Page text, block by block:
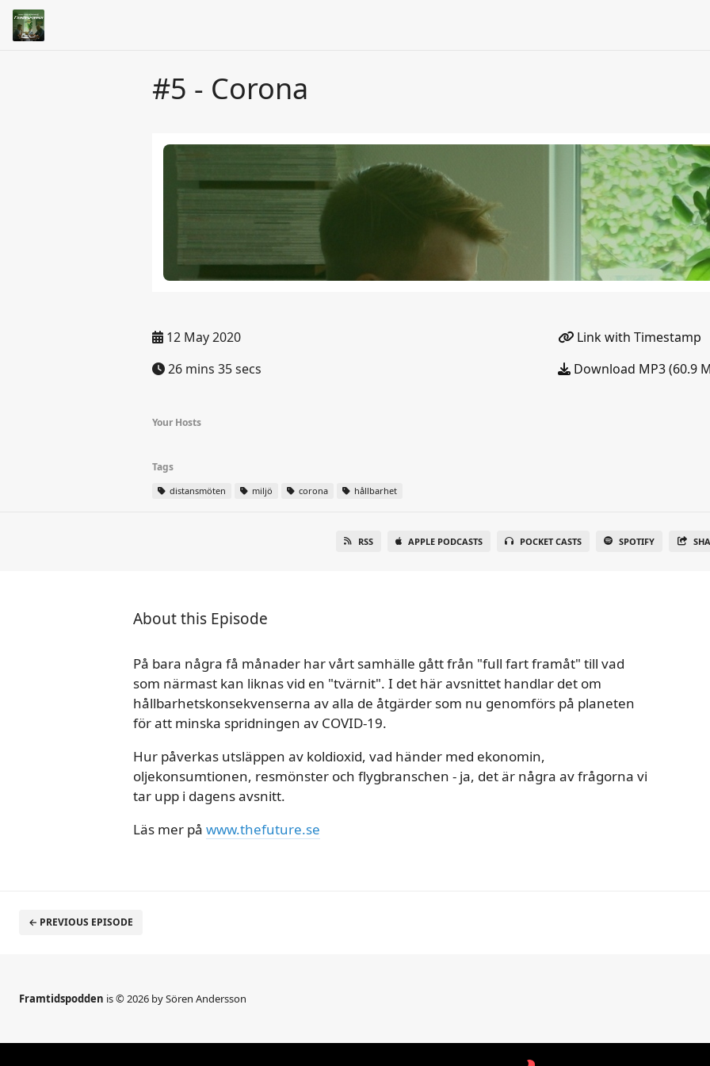
#5 - Corona
12 May 2020
26 mins 35 secs
Link with Timestamp
Download MP3 (60.9
Your Hosts
Tags
distansmöten miljö corona hållbarhet
RSS APPLE PODCASTS POCKET CASTS SPOTIFY
About this Episode
På bara några få månader har vårt samhälle gått från "full fart framåt" till vad
som närmast kan liknas vid en "tvärnit". I det här avsnittet handlar det om
hållbarhetskonsekvenserna av alla de åtgärder som nu genomförs på planeten
för att minska spridningen av COVID-19.
Hur påverkas utsläppen av koldioxid, vad händer med ekonomin,
oljekonsumtionen, resmönster och flygbranschen - ja, det är några av frågorna vi
tar upp i dagens avsnitt.
Läs mer på www.thefuture.se
← PREVIOUS EPISODE
Framtidspodden is © 2026 by Sören Andersson